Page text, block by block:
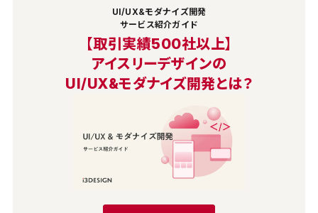
UI/UX&モダナイズ開発
サービス紹介ガイド
【取引実績500社以上】
アイスリーデザインの
UI/UX&モダナイズ開発とは？